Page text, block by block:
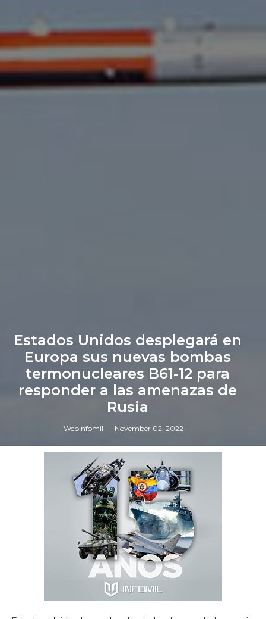
Estados Unidos desplegará en
Europa sus nuevas bombas
termonucleares B61-12 para
responder a las amenazas de
Rusia
Webinfomil November 02, 2022